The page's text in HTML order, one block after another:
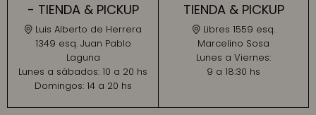
- TIENDA & PICKUP
Luis Alberto de Herrera
1349 esq. Juan Pablo
Laguna
Lunes a sábados: 10 a 20 hs
Domingos: 14 a 20 hs
TIENDA & PICKUP
Libres 1559 esq.
Marcelino Sosa
Lunes a Viernes:
9 a 18:30 hs